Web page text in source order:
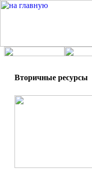
Вторичные ресурсы